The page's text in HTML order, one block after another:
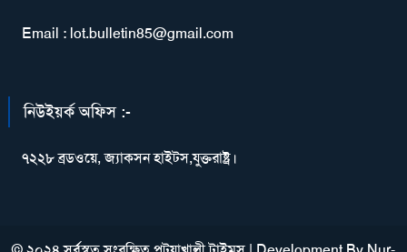
Email : lot.bulletin85@gmail.com
নিউইয়র্ক অফিস :-
৭২২৮ ব্রডওয়ে, জ্যাকসন হাইটস,যুক্তরাষ্ট্র।